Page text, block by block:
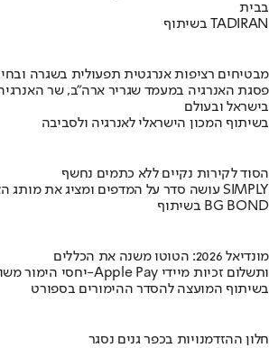
בבית
בשיתוף TADIRAN
מבטיחים רציפות אנרגטית תפעולית בשגרה
פסגת האנרגיה במעמד שגריר ארה"ב, שר
בישראל ובעולם
בשיתוף המכון הישראלי לאנרגיה ולסביבה
הסוד לקירות נקיים ללא כתמים נחשף
מומחה BG BOND עושה סדר על המדפים ומציג את מותג הצבע SIMPLY
בשיתוף BG BOND
מונדיאל 2026: הטוטו משנה את הכללים
יחסי הימור משופרים, הפקדות ב-Apple Pay ותשלום זכיות מיידי
בשיתוף המועצה להסדר ההימורים בספורט
חלון ההזדמנויות בכפר גנים נסגר